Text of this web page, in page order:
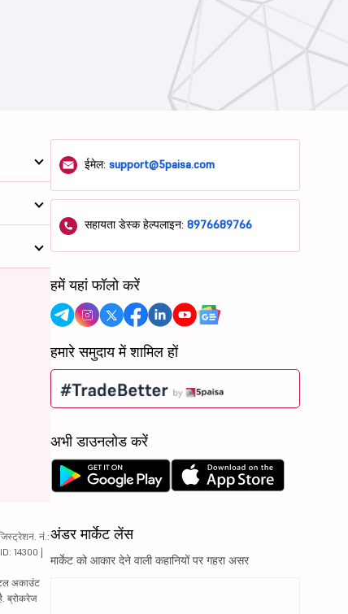
नं.:
14300 |
अकाउंट
ब्रोकरेज
ईमेल:support@5paisa.com
सहायता डेस्क हेल्पलाइन:8976689766
हमें यहां फॉलो करें
हमारे समुदाय में शामिल हों
अभी डाउनलोड करें
अंडर मार्केट लेंस
मार्केट को आकार देने वाली कहानियों पर गहरा असर